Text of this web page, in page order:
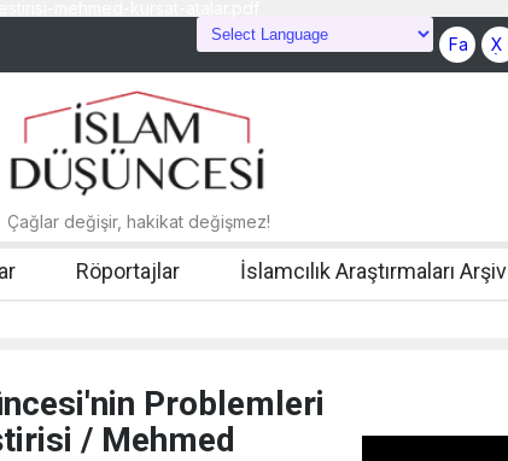
Çağlar değişir, hakikat değişmez!
Röportajlar İslamcılık Araştırmaları Arşiv
Problemleri
/ Mehmed